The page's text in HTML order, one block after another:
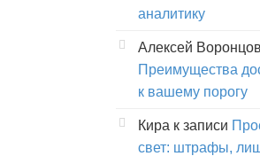
аналитику
Алексей Воронцов
Преимущества
к вашему порогу
Кира к записи
свет: штрафы,